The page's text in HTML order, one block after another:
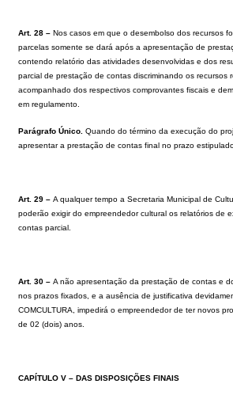
Art. 28 – Nos casos em que o desembolso dos recursos
parcelas somente se dará após a apresentação de
contendo relatório das atividades desenvolvidas e dos
parcial de prestação de contas discriminando os recursos
acompanhado dos respectivos comprovantes fiscais e
em regulamento.
Parágrafo Único. Quando do término da execução do
apresentar a prestação de contas final no prazo
Art. 29 – A qualquer tempo a Secretaria Municipal de
poderão exigir do empreendedor cultural os relatórios de
contas parcial.
Art. 30 – A não apresentação da prestação de contas e
nos prazos fixados, e a ausência de justificativa
COMCULTURA, impedirá o empreendedor de ter novos
de 02 (dois) anos.
CAPÍTULO V – DAS DISPOSIÇÕES FINAIS